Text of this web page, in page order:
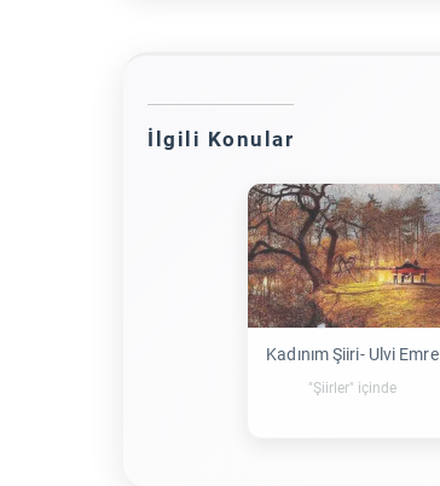
İlgili Konular
Kadınım Şiiri- Ulvi Emre
"Şiirler" içinde